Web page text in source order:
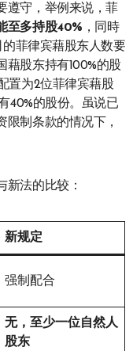
遵守，举例来说，菲
至多持股40% ，同時
菲律宾藉股东人数要
藉股东持有100%的股
置为2位菲律宾藉股
40%的股份。虽说已
限制条款的情况下，
新法的比较：
新规定
强制配合
无，至少一位自然人
股东